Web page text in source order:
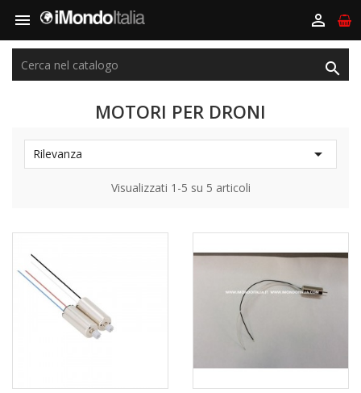
 

MOTORI PER DRONI
Rilevanza 
Visualizzati 1-5 su 5 articoli